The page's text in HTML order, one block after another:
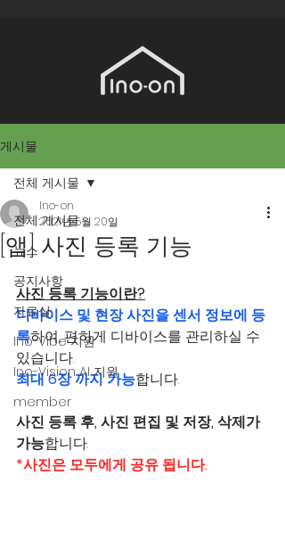
게시물
전체 게시물
뉴스
공지사항
자료실
Ino-Vibe 지원
Ino-Vision AI 지원
member
전체 게시물
[앱] 사진 등록 기능
Ino-on
2021년 5월 20일
사진 등록 기능이란?
디바이스 및 현장 사진을 센서 정보에 등
록하여, 편하게 디바이스를 관리하실 수
있습니다.
최대 6장 까지 가능합니다.
사진 등록 후, 사진 편집 및 저장, 삭제가
가능합니다.
*사진은 모두에게 공유 됩니다.